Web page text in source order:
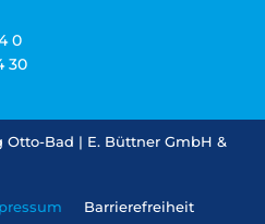
0
30
Bad | E. Büttner GmbH &
Barrierefreiheit